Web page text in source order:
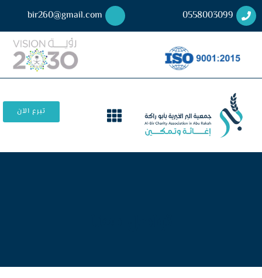
0558003099
bir260@gmail.com
تبرع الآن